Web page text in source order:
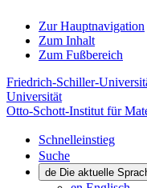
Zur Hauptnavigation
Zum Inhalt
Zum Fußbereich
Friedrich-Schiller-
Universität
Otto-Schott-Institut für
Schnelleinstieg
Suche
de Die aktuelle